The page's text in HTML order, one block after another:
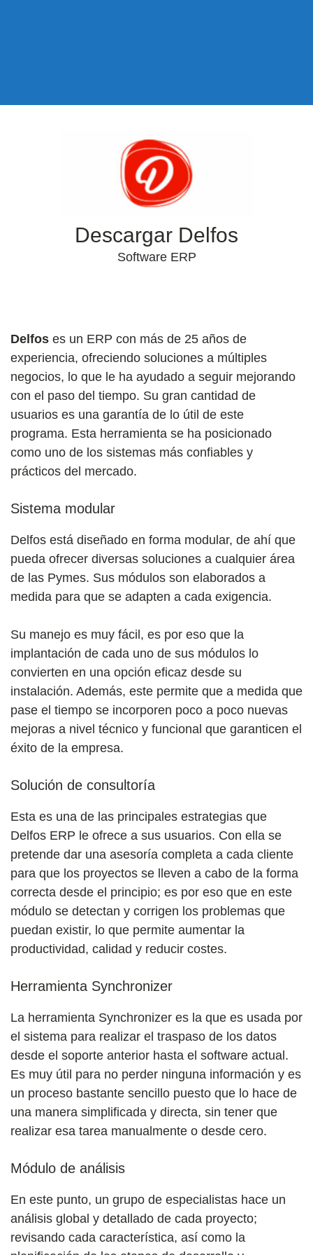
Descargar Delfos
Software ERP
Delfos es un ERP con más de 25 años de
experiencia, ofreciendo soluciones a múltiples
negocios, lo que le ha ayudado a seguir mejorando
con el paso del tiempo. Su gran cantidad de
usuarios es una garantía de lo útil de este
programa. Esta herramienta se ha posicionado
como uno de los sistemas más confiables y
prácticos del mercado.
Sistema modular
Delfos está diseñado en forma modular, de ahí que
pueda ofrecer diversas soluciones a cualquier área
de las Pymes. Sus módulos son elaborados a
medida para que se adapten a cada exigencia.
Su manejo es muy fácil, es por eso que la
implantación de cada uno de sus módulos lo
convierten en una opción eficaz desde su
instalación. Además, este permite que a medida que
pase el tiempo se incorporen poco a poco nuevas
mejoras a nivel técnico y funcional que garanticen el
éxito de la empresa.
Solución de consultoría
Esta es una de las principales estrategias que
Delfos ERP le ofrece a sus usuarios. Con ella se
pretende dar una asesoría completa a cada cliente
para que los proyectos se lleven a cabo de la forma
correcta desde el principio; es por eso que en este
módulo se detectan y corrigen los problemas que
puedan existir, lo que permite aumentar la
productividad, calidad y reducir costes.
Herramienta Synchronizer
La herramienta Synchronizer es la que es usada por
el sistema para realizar el traspaso de los datos
desde el soporte anterior hasta el software actual.
Es muy útil para no perder ninguna información y es
un proceso bastante sencillo puesto que lo hace de
una manera simplificada y directa, sin tener que
realizar esa tarea manualmente o desde cero.
Módulo de análisis
En este punto, un grupo de especialistas hace un
análisis global y detallado de cada proyecto;
revisando cada característica, así como la